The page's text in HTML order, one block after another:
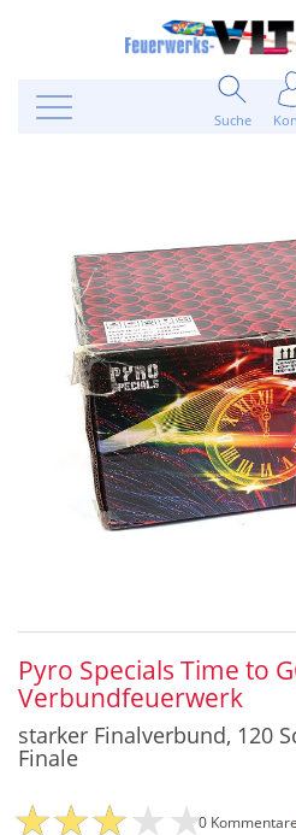
Suche
Pyro Specials Time to
Verbundfeuerwerk
starker Finalverbund, 120
Finale
0 Kommentare